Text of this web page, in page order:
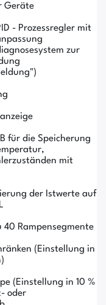
Geräte
- Prozessregler mit
zur
für die Speicherung
mit
der Istwerte auf
Rampensegmente
(Einstellung in
(Einstellung in 10 %
oder